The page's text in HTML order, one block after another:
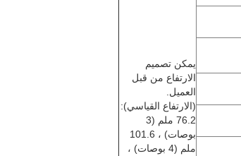
يمكن تصميم
الارتفاع من قبل
العميل.
(الارتفاع القياسي):
76.2 ملم (3
بوصات) ، 101.6
ملم (4 بوصات) ،